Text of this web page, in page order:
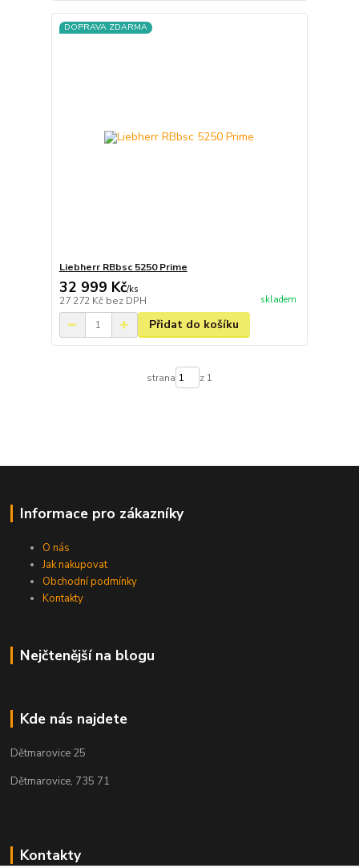
DOPRAVA ZDARMA
Liebherr RBbsc 5250 Prime
32 999 Kč/ks
27 272 Kč bez DPH skladem
Přidat do košíku
strana z 1
Informace pro zákazníky
O nás
Jak nakupovat
Obchodní podmínky
Kontakty
Nejčtenější na blogu
Kde nás najdete
Dětmarovice 25
Dětmarovice, 735 71
Kontakty